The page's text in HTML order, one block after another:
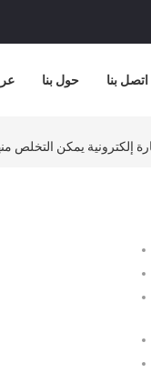
حول بنا اتصل بنا